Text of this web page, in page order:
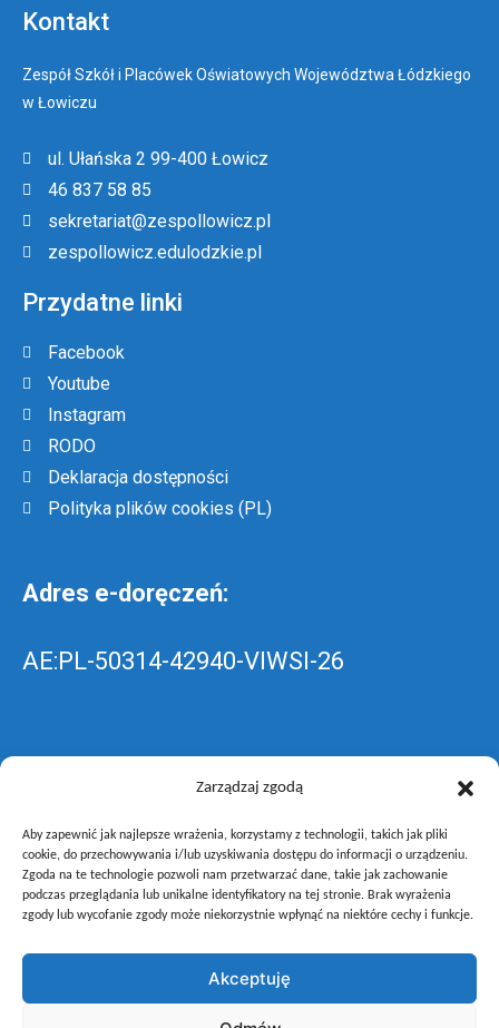
Zarządzaj zgodą
Aby zapewnić jak najlepsze wrażenia, korzystamy z technologii, takich jak pliki
cookie, do przechowywania i/lub uzyskiwania dostępu do informacji o urządzeniu.
Zgoda na te technologie pozwoli nam przetwarzać dane, takie jak zachowanie
podczas przeglądania lub unikalne identyfikatory na tej stronie. Brak wyrażenia
zgody lub wycofanie zgody może niekorzystnie wpłynąć na niektóre cechy i funkcje.
Akceptuję
Kontakt
Zespół Szkół i Placówek Oświatowych Województwa Łódzkiego
w Łowiczu
ul. Ułańska 2 99-400 Łowicz
46 837 58 85
sekretariat@zespollowicz.pl
zespollowicz.edulodzkie.pl
Przydatne linki
Facebook
Youtube
Instagram
RODO
Deklaracja dostępności
Polityka plików cookies (PL)
Adres e-doręczeń:
AE:PL-50314-42940-VIWSI-26
Skrzynka EPUAP: ZespolLowicz
wyślij pismo ogólne do szkoły –poprzez
gov.pl